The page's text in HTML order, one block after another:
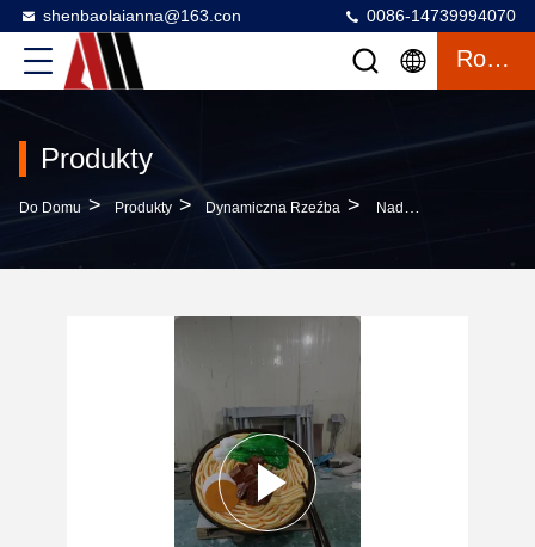
shenbaolaianna@163.con 0086-14739994070
Rozmowa
Produkty
Do Domu > Produkty > Dynamiczna Rzeźba > Nadmiarowa Ręcznie Malowana Rzeźba Z Żywicy Z Miski Z Ciastkami Z Wołowiną W Skali Symulacyjnej 1:1 I Wodoodporne Wykończenie